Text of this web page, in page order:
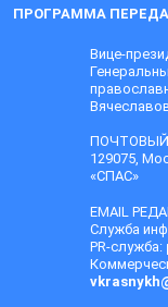
ПРОГРАММА
Вице-
ПОЧТОВЫЙ
129075,
«СПАС»
EMAIL
Служба
PR-служба: